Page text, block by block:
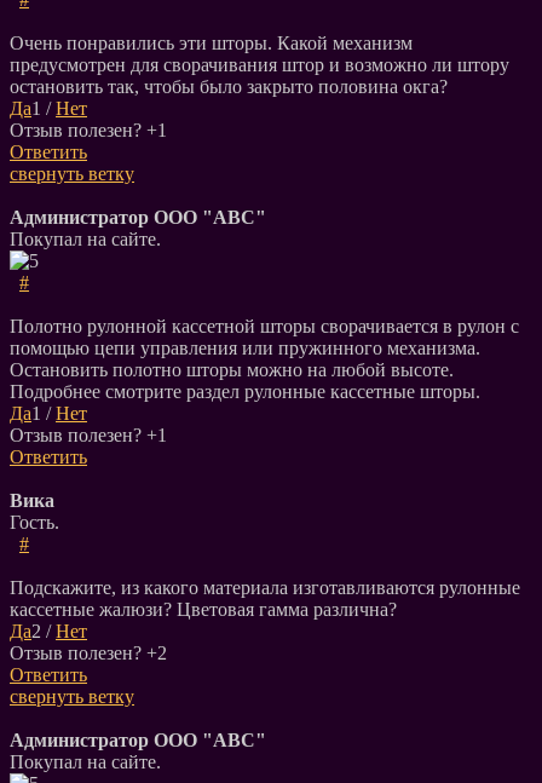
Очень понравились эти шторы. Какой механизм
предусмотрен для сворачивания штор и возможно ли штору
остановить так, чтобы было закрыто половина окга?
Да1 /Нет
Отзыв полезен? +1
Ответить
свернуть ветку
Администратор ООО "АВС"
Покупал на сайте.
#
Полотно рулонной кассетной шторы сворачивается в рулон с
помощью цепи управления или пружинного механизма.
Остановить полотно шторы можно на любой высоте.
Подробнее смотрите раздел рулонные кассетные шторы.
Да1 /Нет
Отзыв полезен? +1
Ответить
Вика
Гость.
#
Подскажите, из какого материала изготавливаются рулонные
кассетные жалюзи? Цветовая гамма различна?
Да2 /Нет
Отзыв полезен? +2
Ответить
свернуть ветку
Администратор ООО "АВС"
Покупал на сайте.